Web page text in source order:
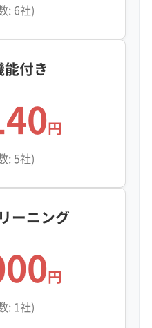
: 6社)
付き
円
: 5社)
ーニング
円
: 1社)